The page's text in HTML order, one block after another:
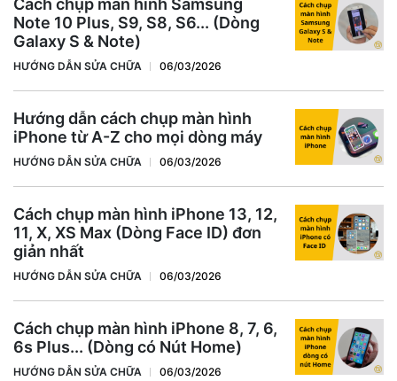
Cách chụp màn hình Samsung
Note 10 Plus, S9, S8, S6... (Dòng
Galaxy S & Note)
HƯỚNG DẪN SỬA CHỮA 06/03/2026
Hướng dẫn cách chụp màn hình
iPhone từ A-Z cho mọi dòng máy
HƯỚNG DẪN SỬA CHỮA 06/03/2026
Cách chụp màn hình iPhone 13, 12,
11, X, XS Max (Dòng Face ID) đơn
giản nhất
HƯỚNG DẪN SỬA CHỮA 06/03/2026
Cách chụp màn hình iPhone 8, 7, 6,
6s Plus... (Dòng có Nút Home)
HƯỚNG DẪN SỬA CHỮA 06/03/2026